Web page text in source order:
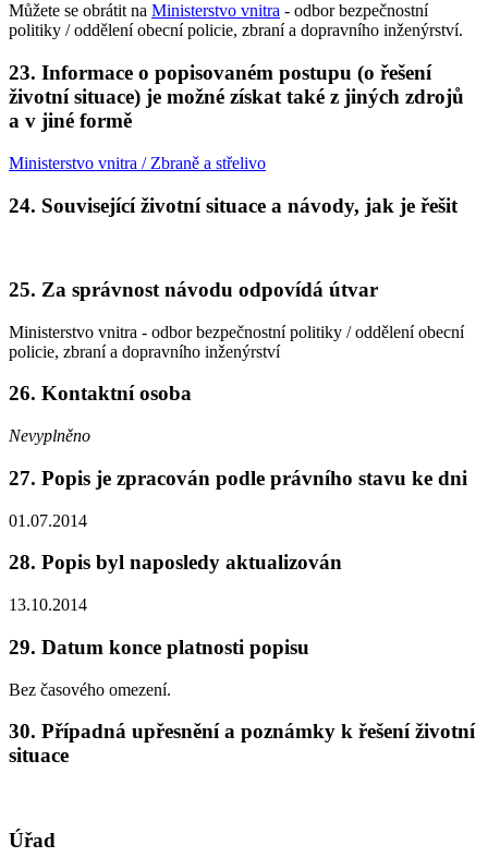
Můžete se obrátit na Ministerstvo vnitra - odbor bezpečnostní
politiky / oddělení obecní policie, zbraní a dopravního inženýrství.
23. Informace o popisovaném postupu (o řešení
životní situace) je možné získat také z jiných zdrojů
a v jiné formě
Ministerstvo vnitra / Zbraně a střelivo
24. Související životní situace a návody, jak je řešit
25. Za správnost návodu odpovídá útvar
Ministerstvo vnitra - odbor bezpečnostní politiky / oddělení obecní
policie, zbraní a dopravního inženýrství
26. Kontaktní osoba
Nevyplněno
27. Popis je zpracován podle právního stavu ke dni
01.07.2014
28. Popis byl naposledy aktualizován
13.10.2014
29. Datum konce platnosti popisu
Bez časového omezení.
30. Případná upřesnění a poznámky k řešení životní
situace
Úřad